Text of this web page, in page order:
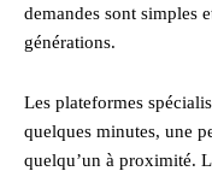
demandes sont simples
générations.
Les plateformes
quelques minutes, une
quelqu’un à proximité.